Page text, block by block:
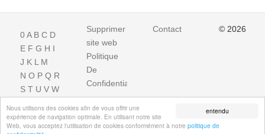
entendu
Nous utilisons des cookies afin de vous offrir une
expérience de navigation optimale. En utilisant notre site
Web, vous acceptez l'utilisation de cookies conformément à notre politique de
0A B C D
E F G H I
J K L M
N O P Q R
S T U V W
Supprimer
site web
Politique
De
Confidentialite
Contact © 2026